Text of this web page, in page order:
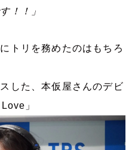
！！」
トリを務めたのはもちろ
した、本仮屋さんのデビ
」